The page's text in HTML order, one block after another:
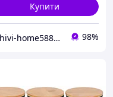
Купити
"ghivi-home588": Товари для дому, перевірені часом! 98%